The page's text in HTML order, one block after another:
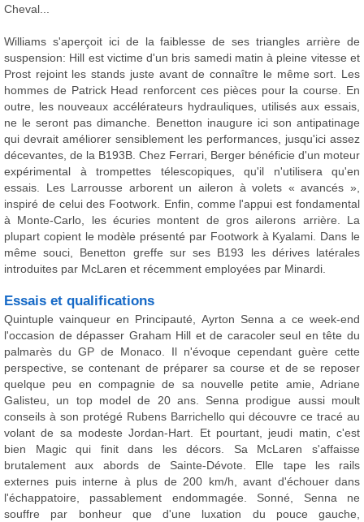
Cheval...
Williams s'aperçoit ici de la faiblesse de ses triangles arrière de
suspension: Hill est victime d'un bris samedi matin à pleine vitesse et
Prost rejoint les stands juste avant de connaître le même sort. Les
hommes de Patrick Head renforcent ces pièces pour la course. En
outre, les nouveaux accélérateurs hydrauliques, utilisés aux essais,
ne le seront pas dimanche. Benetton inaugure ici son antipatinage
qui devrait améliorer sensiblement les performances, jusqu'ici assez
décevantes, de la B193B. Chez Ferrari, Berger bénéficie d'un moteur
expérimental à trompettes télescopiques, qu'il n'utilisera qu'en
essais. Les Larrousse arborent un aileron à volets « avancés »,
inspiré de celui des Footwork. Enfin, comme l'appui est fondamental
à Monte-Carlo, les écuries montent de gros ailerons arrière. La
plupart copient le modèle présenté par Footwork à Kyalami. Dans le
même souci, Benetton greffe sur ses B193 les dérives latérales
introduites par McLaren et récemment employées par Minardi.
Essais et qualifications
Quintuple vainqueur en Principauté, Ayrton Senna a ce week-end
l'occasion de dépasser Graham Hill et de caracoler seul en tête du
palmarès du GP de Monaco. Il n'évoque cependant guère cette
perspective, se contenant de préparer sa course et de se reposer
quelque peu en compagnie de sa nouvelle petite amie, Adriane
Galisteu, un top model de 20 ans. Senna prodigue aussi moult
conseils à son protégé Rubens Barrichello qui découvre ce tracé au
volant de sa modeste Jordan-Hart. Et pourtant, jeudi matin, c'est
bien Magic qui finit dans les décors. Sa McLaren s'affaisse
brutalement aux abords de Sainte-Dévote. Elle tape les rails
externes puis interne à plus de 200 km/h, avant d'échouer dans
l'échappatoire, passablement endommagée. Sonné, Senna ne
souffre par bonheur que d'une luxation du pouce gauche,